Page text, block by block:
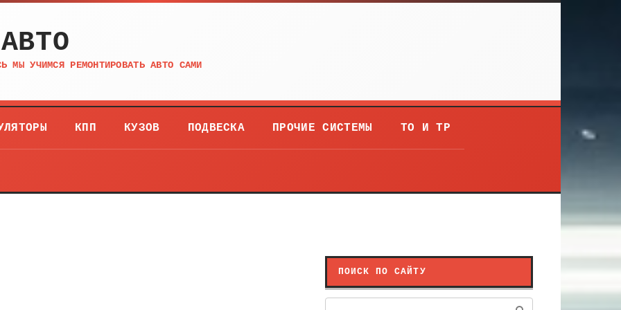
МЫ УЧИМСЯ РЕМОНТИРОВАТЬ АВТО САМИ
КПП КУЗОВ ПОДВЕСКА ПРОЧИЕ СИСТЕМЫ ТО И ТР
ПОИСК ПО САЙТУ